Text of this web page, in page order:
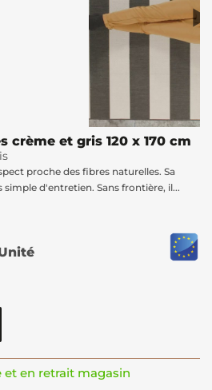
crème et gris 120 x 170 cm
proche des fibres naturelles. Sa
d'entretien. Sans frontière, il...
et en retrait magasin